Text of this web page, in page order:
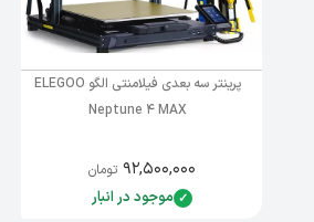
پرینتر سه بعدی فیلامنتی الگو ELEGOO
Neptune 4 MAX
موجود در انبار
۹۲,۵۰۰,۰۰۰ تومان